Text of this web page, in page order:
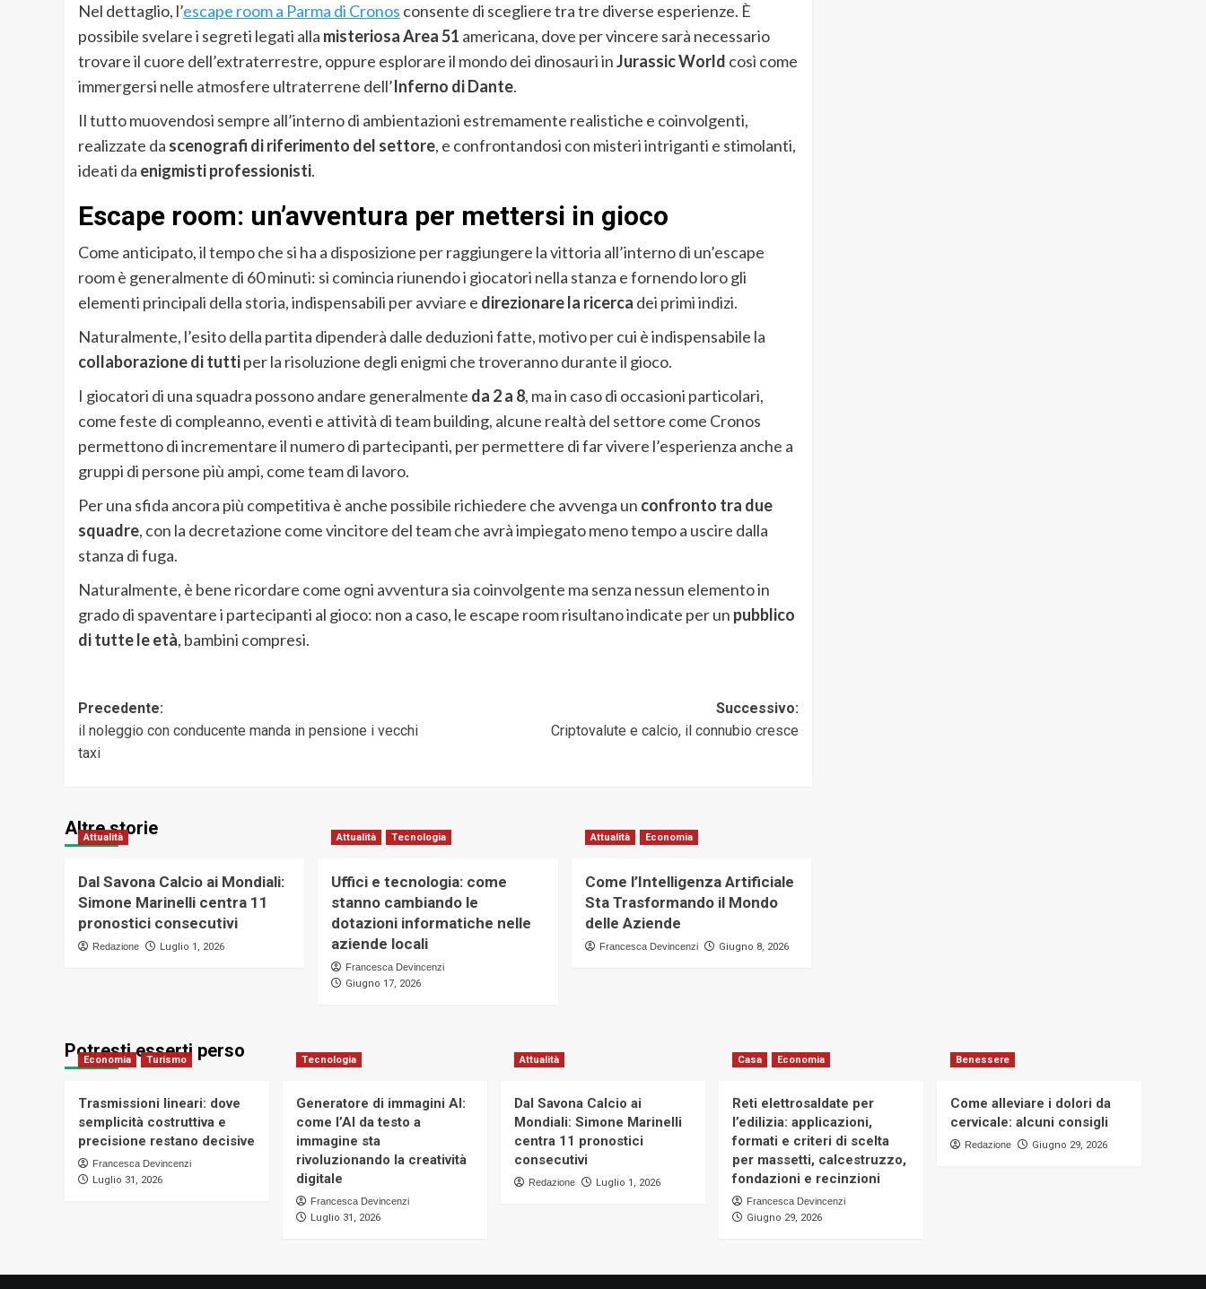
Nel dettaglio, l’escape room a Parma di Cronos consente di scegliere tra tre diverse esperienze. È
possibile svelare i segreti legati alla misteriosa Area 51 americana, dove per vincere sarà necessario
trovare il cuore dell’extraterrestre, oppure esplorare il mondo dei dinosauri inJurassic World così come
immergersi nelle atmosfere ultraterrene dell’Inferno di Dante.
Il tutto muovendosi sempre all’interno di ambientazioni estremamente realistiche e coinvolgenti,
realizzate da scenografi di riferimento del settore, e confrontandosi con misteri intriganti e stimolanti,
ideati da enigmisti professionisti.
Escape room: un’avventura per mettersi in gioco
Come anticipato, il tempo che si ha a disposizione per raggiungere la vittoria all’interno di un’escape
room è generalmente di 60 minuti: si comincia riunendo i giocatori nella stanza e fornendo loro gli
elementi principali della storia, indispensabili per avviare e direzionare la ricerca dei primi indizi.
Naturalmente, l’esito della partita dipenderà dalle deduzioni fatte, motivo per cui è indispensabile la
collaborazione di tuttiper la risoluzione degli enigmi che troveranno durante il gioco.
I giocatori di una squadra possono andare generalmente da 2 a 8, ma in caso di occasioni particolari,
come feste di compleanno, eventi e attività di team building, alcune realtà del settore come Cronos
permettono di incrementare il numero di partecipanti, per permettere di far vivere l’esperienza anche a
gruppi di persone più ampi, come team di lavoro.
Per una sfida ancora più competitiva è anche possibile richiedere che avvenga un confronto tra due
squadre, con la decretazione come vincitore del team che avrà impiegato meno tempo a uscire dalla
stanza di fuga.
Naturalmente, è bene ricordare come ogni avventura sia coinvolgente ma senza nessun elemento in
grado di spaventare i partecipanti al gioco: non a caso, le escape room risultano indicate per un pubblico
di tutte le età, bambini compresi.
Navigazione
articolo
Precedente:
il noleggio con conducente manda in pensione i vecchi
taxi
Successivo:
Criptovalute e calcio, il connubio cresce
Altre storie
Attualità
Dal Savona Calcio ai Mondiali:
Simone Marinelli centra 11
pronostici consecutivi
Redazione Luglio 1, 2026
Attualità Tecnologia
Uffici e tecnologia: come
stanno cambiando le
dotazioni informatiche nelle
aziende locali
Francesca Devincenzi
Giugno 17, 2026
Attualità Economia
Come l’Intelligenza Artificiale
Sta Trasformando il Mondo
delle Aziende
Francesca Devincenzi Giugno 8, 2026
Potresti esserti perso
Economia Turismo
Trasmissioni lineari: dove
semplicità costruttiva e
precisione restano decisive
Francesca Devincenzi
Luglio 31, 2026
Tecnologia
Generatore di immagini AI:
come l’AI da testo a
immagine sta
rivoluzionando la creatività
digitale
Francesca Devincenzi
Luglio 31, 2026
Attualità
Dal Savona Calcio ai
Mondiali: Simone Marinelli
centra 11 pronostici
consecutivi
Redazione Luglio 1, 2026
Casa Economia
Reti elettrosaldate per
l’edilizia: applicazioni,
formati e criteri di scelta
per massetti, calcestruzzo,
fondazioni e recinzioni
Francesca Devincenzi
Giugno 29, 2026
Benessere
Come alleviare i dolori da
cervicale: alcuni consigli
Redazione Giugno 29, 2026